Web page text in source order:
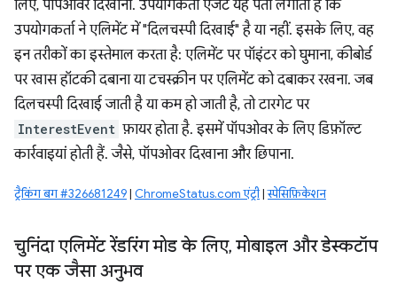
लिए, पॉपओवर दिखाना. उपयोगकर्ता एजेंट यह पता लगाता है कि
उपयोगकर्ता ने एलिमेंट में "दिलचस्पी दिखाई" है या नहीं. इसके लिए, वह
इन तरीकों का इस्तेमाल करता है: एलिमेंट पर पॉइंटर को घुमाना, कीबोर्ड
पर खास हॉटकी दबाना या टचस्क्रीन पर एलिमेंट को दबाकर रखना. जब
दिलचस्पी दिखाई जाती है या कम हो जाती है, तो टारगेट पर
InterestEvent फ़ायर होता है. इसमें पॉपओवर के लिए डिफ़ॉल्ट
कार्रवाइयां होती हैं. जैसे, पॉपओवर दिखाना और छिपाना.
ट्रैकिंग बग #326681249| ChromeStatus.com एंट्री|स्पेसिफ़िकेशन
चुनिंदा एलिमेंट रेंडरिंग मोड के लिए, मोबाइल और डेस्कटॉप
पर एक जैसा अनुभव